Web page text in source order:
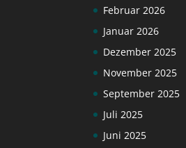
Februar 2026
Januar 2026
Dezember 2025
November 2025
September 2025
Juli 2025
Juni 2025